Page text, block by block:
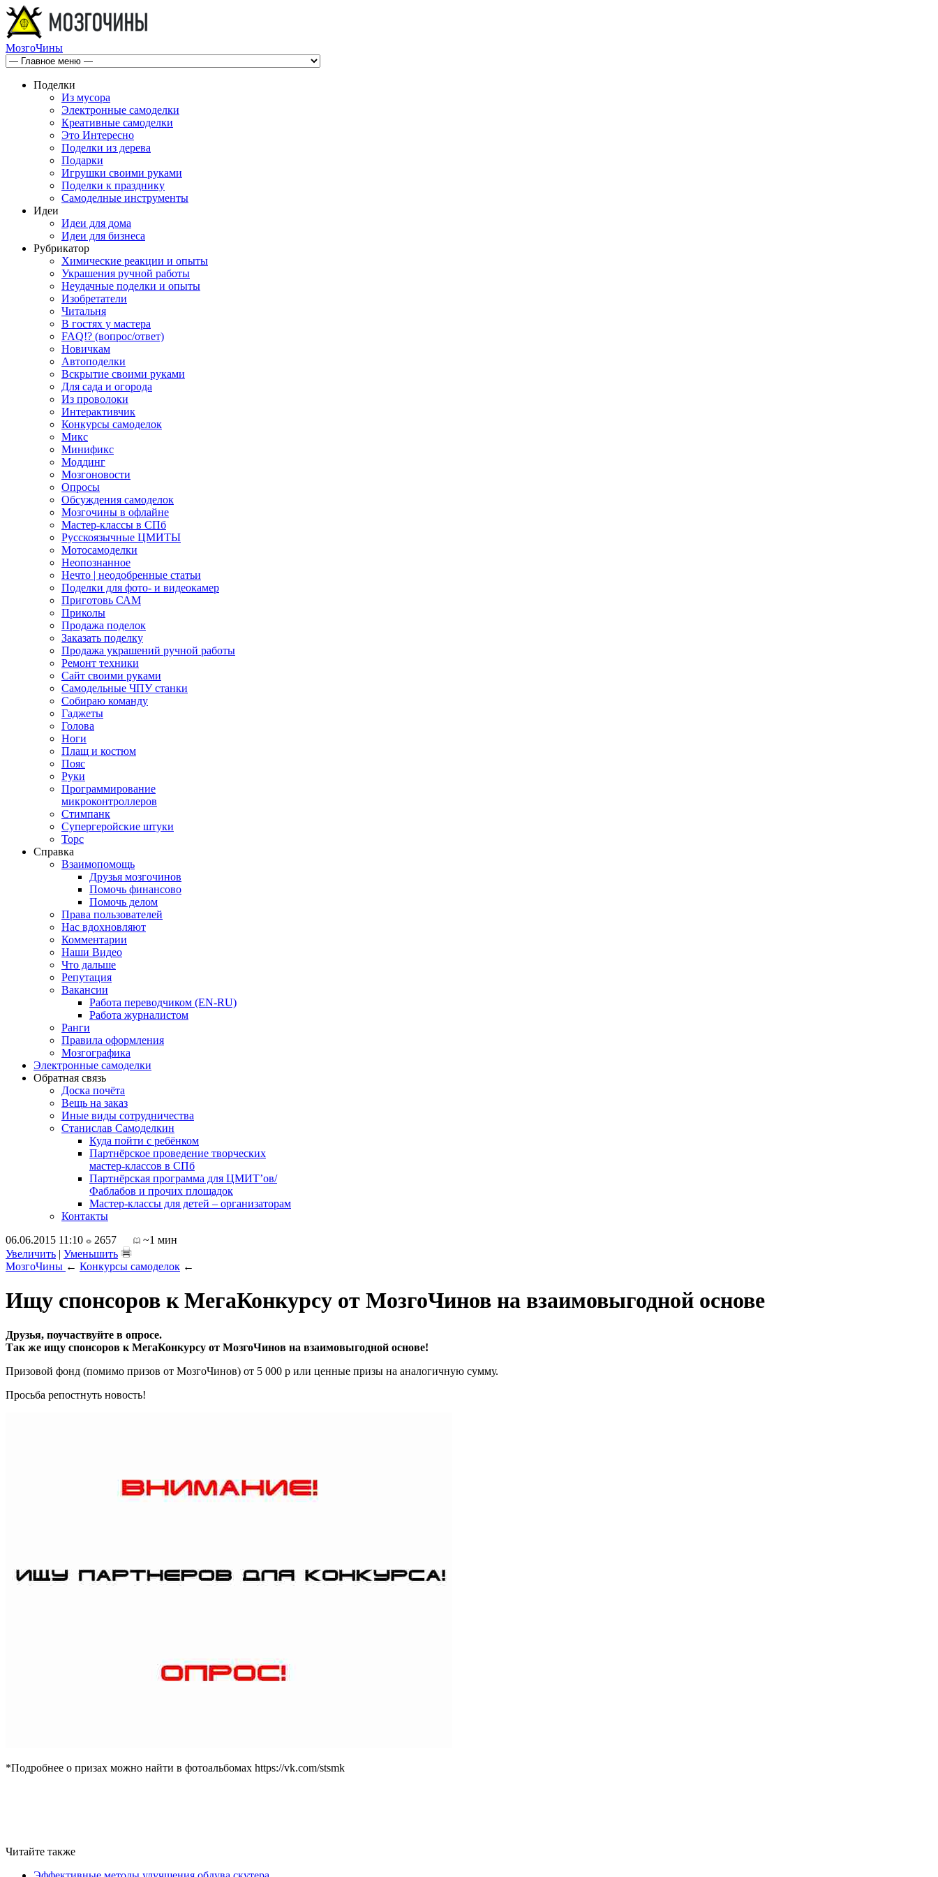
МозгоЧины
Поделки
Из мусора
Электронные самоделки
Креативные самоделки
Это Интересно
Поделки из дерева
Подарки
Игрушки своими руками
Поделки к празднику
Самоделные инструменты
Идеи
Идеи для дома
Идеи для бизнеса
Рубрикатор
Химические реакции и опыты
Украшения ручной работы
Неудачные поделки и опыты
Изобретатели
Читальня
В гостях у мастера
FAQ!? (вопрос/ответ)
Новичкам
Автоподелки
Вскрытие своими руками
Для сада и огорода
Из проволоки
Интерактивчик
Конкурсы самоделок
Микс
Минификс
Моддинг
Мозгоновости
Опросы
Обсуждения самоделок
Мозгочины в офлайне
Мастер-классы в СПб
Русскоязычные ЦМИТЫ
Мотосамоделки
Неопознанное
Нечто | неодобренные статьи
Поделки для фото- и видеокамер
Приготовь САМ
Приколы
Продажа поделок
Заказать поделку
Продажа украшений ручной работы
Ремонт техники
Сайт своими руками
Самодельные ЧПУ станки
Собираю команду
Гаджеты
Голова
Ноги
Плащ и костюм
Пояс
Руки
Программирование
микроконтроллеров
Стимпанк
Супергеройские штуки
Торс
Справка
Взаимопомощь
Друзья мозгочинов
Помочь финансово
Помочь делом
Права пользователей
Нас вдохновляют
Комментарии
Наши Видео
Что дальше
Репутация
Вакансии
Работа переводчиком (EN-RU)
Работа журналистом
Ранги
Правила оформления
Мозгографика
Электронные самоделки
Обратная связь
Доска почёта
Вещь на заказ
Иные виды сотрудничества
Станислав Самоделкин
Куда пойти с ребёнком
Партнёрское проведение творческих
мастер-классов в СПб
Партнёрская программа для ЦМИТ’ов/
Фаблабов и прочих площадок
Мастер-классы для детей – организаторам
Контакты
06.06.2015 11:10
2657
~1 мин
Увеличить | Уменьшить
МозгоЧины ← Конкурсы самоделок ←
Ищу спонсоров к МегаКонкурсу от МозгоЧинов на взаимовыгодной основе
Друзья, поучаствуйте в опросе.
Так же ищу спонсоров к МегаКонкурсу от МозгоЧинов на взаимовыгодной основе!
Призовой фонд (помимо призов от МозгоЧинов) от 5 000 р или ценные призы на аналогичную сумму.
Просьба репостнуть новость!
*Подробнее о призах можно найти в фотоальбомах https://vk.com/stsmk
Читайте также